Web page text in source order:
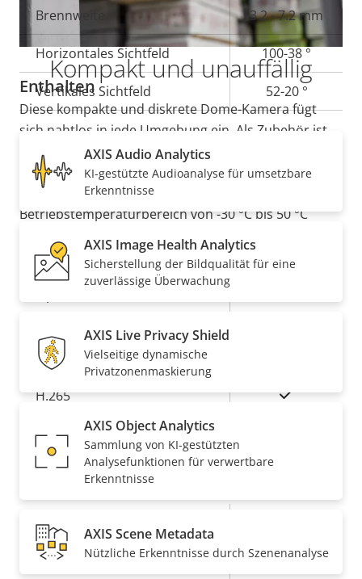
Kompakt und unauffällig
Diese kompakte und diskrete Dome-Kamera fügt
sich nahtlos in jede Umgebung ein. Als Zubehör ist
auch eine getönte Kuppel erhältlich, um die aktuelle
Kameraausrichtung zu verbergen. Diese Kamera mit
Schutzart IP66 und IK10 hat einen
Betriebstemperaturbereich von -30 °C bis 50 °C
(-22 °F bis 122 °F). Darüber hinaus bietet der
mitgelieferte Wetterschutz zusätzlichen Schutz.
Eigentumsbeschreibung Eigentumswert
Brennweite 3.2 - 7.2 mm
Horizontales Sichtfeld 100-38 °
Vertikales Sichtfeld 52-20 °
Schwenken/Neigen/Zoomen
Eigentumsbeschreibung
Remote-PTRZ
Komprimierung
Eigentumsbeschreibung Eigentumswert
H.264
H.265 Ja
AV1
Audio
Eigentumsbeschreibung
Audiounterstützung
Integriertes Mikrofon
leistungsstarken Analysefunktionen und
Funktionalität intelligenter.
Enthalten
AXIS Audio Analytics
KI-gestützte Audioanalyse für umsetzbare
Erkenntnisse
AXIS Image Health Analytics
Sicherstellung der Bildqualität für eine
zuverlässige Überwachung
AXIS Live Privacy Shield
Vielseitige dynamische
Privatzonenmaskierung
AXIS Object Analytics
Sammlung von KI-gestützten
Analysefunktionen für verwertbare
Erkenntnisse
AXIS Scene Metadata
Nützliche Erkenntnisse durch Szenenanalyse